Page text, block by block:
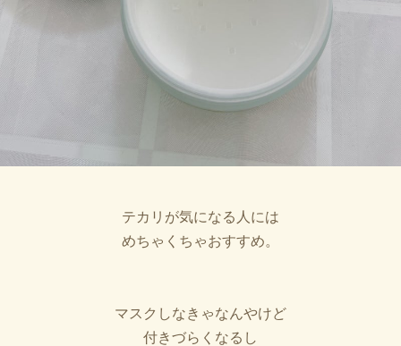
テカリが気になる人には
めちゃくちゃおすすめ。
マスクしなきゃなんやけど
付きづらくなるし